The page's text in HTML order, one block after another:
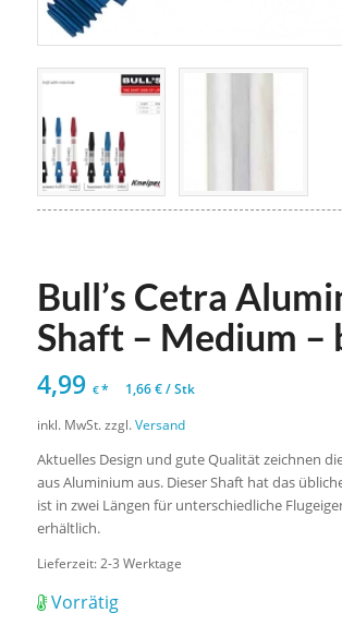
Bull’s Cetra
Shaft – Medium –
4,99 €* 1,66€/Stk
inkl. MwSt. zzgl. Versand
Aktuelles Design und gute Qualität zeichnen
aus Aluminium aus. Dieser Shaft hat das
ist in zwei Längen für unterschiedliche
erhältlich.
Lieferzeit:2-3 Werktage
Vorrätig